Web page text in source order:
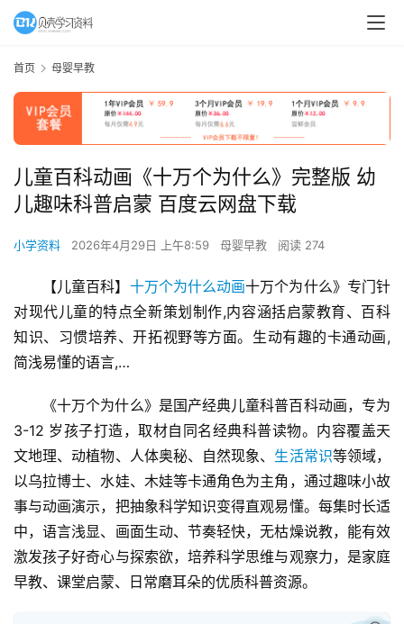
首
页
首页 母婴早教
儿童百科动画《十万个为什么》完整版 幼
儿趣味科普启蒙 百度云网盘下载
小学资料 2026年4月29日 上午8:59 母婴早教 阅读 274
【儿童百科】 十万个为什么动画十万个为什么》专门针
对现代儿童的特点全新策划制作,内容涵括启蒙教育、百科
知识、习惯培养、开拓视野等方面。生动有趣的卡通动画,
简浅易懂的语言,…
《十万个为什么》是国产经典儿童科普百科动画，专为
3-12 岁孩子打造，取材自同名经典科普读物。内容覆盖天
文地理、动植物、人体奥秘、自然现象、 生活常识等领域，
以乌拉博士、水娃、木娃等卡通角色为主角，通过趣味小故
事与动画演示，把抽象科学知识变得直观易懂。每集时长适
中，语言浅显、画面生动、节奏轻快，无枯燥说教，能有效
激发孩子好奇心与探索欲，培养科学思维与观察力，是家庭
早教、课堂启蒙、日常磨耳朵的优质科普资源。